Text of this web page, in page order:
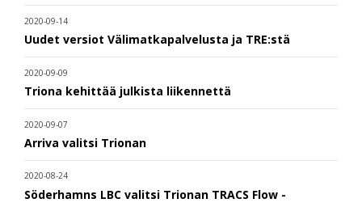
2020-09-14
Uudet versiot Välimatkapalvelusta ja TRE:stä
2020-09-09
Triona kehittää julkista liikennettä
2020-09-07
Arriva valitsi Trionan
2020-08-24
Söderhamns LBC valitsi Trionan TRACS Flow -